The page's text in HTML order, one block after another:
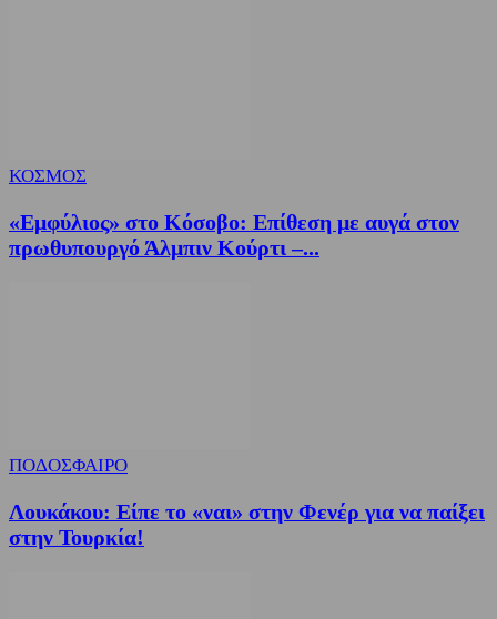
ΚΟΣΜΟΣ
«Εμφύλιος» στο Κόσοβο: Επίθεση με αυγά στον
πρωθυπουργό Άλμπιν Κούρτι –...
ΠΟΔΟΣΦΑΙΡΟ
Λουκάκου: Είπε το «ναι» στην Φενέρ για να παίξει
στην Τουρκία!